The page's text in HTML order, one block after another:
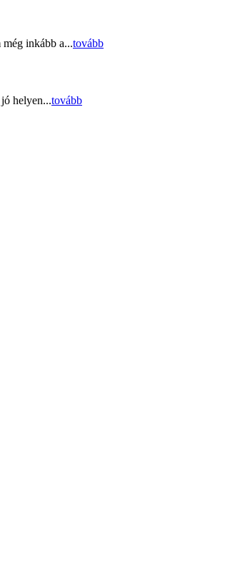
még inkább a...tovább
helyen...tovább